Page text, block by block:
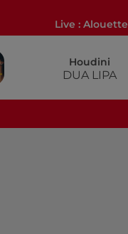
Live :Alouette
Houdini
DUA LIPA